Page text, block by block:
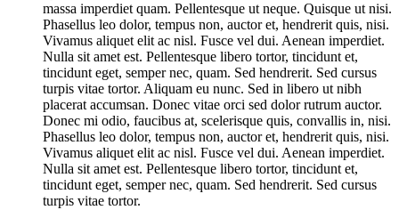
massa imperdiet quam. Pellentesque ut neque. Quisque ut nisi.
Phasellus leo dolor, tempus non, auctor et, hendrerit quis, nisi.
Vivamus aliquet elit ac nisl. Fusce vel dui. Aenean imperdiet.
Nulla sit amet est. Pellentesque libero tortor, tincidunt et,
tincidunt eget, semper nec, quam. Sed hendrerit. Sed cursus
turpis vitae tortor. Aliquam eu nunc. Sed in libero ut nibh
placerat accumsan. Donec vitae orci sed dolor rutrum auctor.
Donec mi odio, faucibus at, scelerisque quis, convallis in, nisi.
Phasellus leo dolor, tempus non, auctor et, hendrerit quis, nisi.
Vivamus aliquet elit ac nisl. Fusce vel dui. Aenean imperdiet.
Nulla sit amet est. Pellentesque libero tortor, tincidunt et,
tincidunt eget, semper nec, quam. Sed hendrerit. Sed cursus
turpis vitae tortor.